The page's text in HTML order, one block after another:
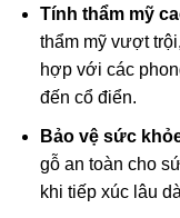
Tính thẩm mỹ
thẩm mỹ vượt
hợp với các
đến cổ điển.
Bảo vệ sức
gỗ an toàn cho
khi tiếp xúc lâu